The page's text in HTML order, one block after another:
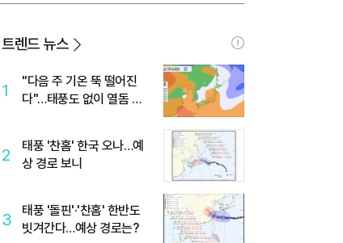
트
트
트렌드 뉴스
1
"다음 주 기온 뚝 떨어진
다"…태풍도 없이 열돔 박
2
태풍 '찬홈' 한국 오나…예
상 경로 보니
3
태풍 '돌핀'·'찬홈' 한반도
빗겨간다…예상 경로는?